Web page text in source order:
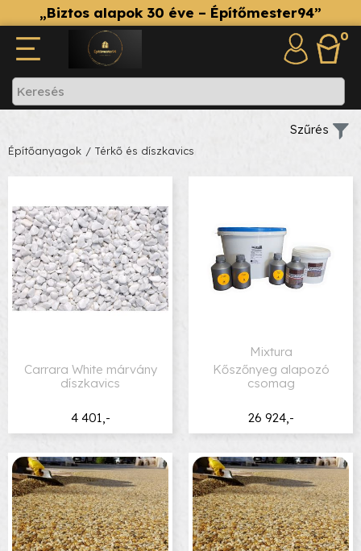
„Biztos alapok 30 éve – Építőmester94”
0
Építőanyagok / Térkő és díszkavics
4 401,-
Carrara White márvány
díszkavics
26 924,-
Mixtura
Kőszőnyeg alapozó
csomag
Szűrés